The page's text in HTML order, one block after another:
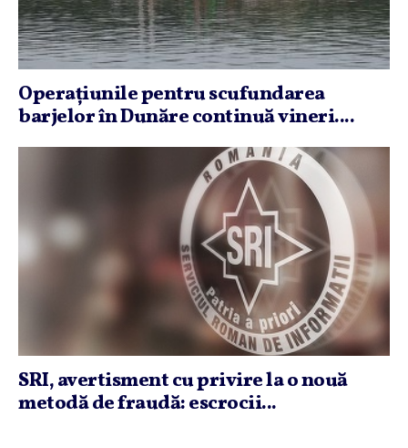
Operaţiunile pentru scufundarea
barjelor în Dunăre continuă vineri....
SRI, avertisment cu privire la o nouă
metodă de fraudă: escrocii...